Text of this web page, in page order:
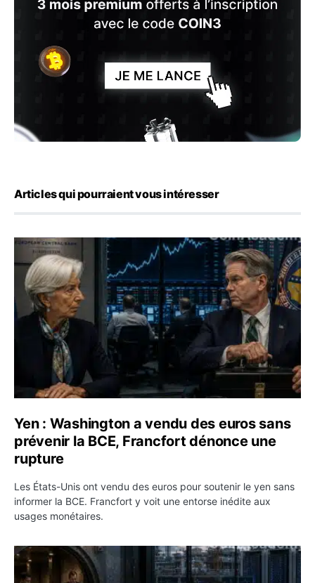
Articles qui pourraient vous intéresser
Yen : Washington a vendu des euros sans prévenir la
Yen : Washington a vendu des euros sans
prévenir la BCE, Francfort dénonce une
rupture
Les États-Unis ont vendu des euros pour soutenir le yen sans
informer la BCE. Francfort y voit une entorse inédite aux
usages monétaires.
Jane Street négocie le transfert de 11 milliards de